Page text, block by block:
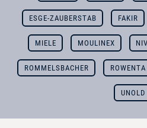
ESGE-ZAUBERSTAB FAKIR
MIELE MOULINEX
ROMMELSBACHER ROWENTA
UNOLD